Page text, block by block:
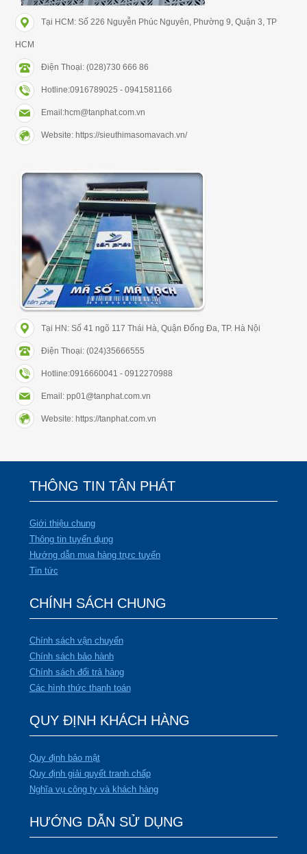
Tại HCM: Số 226 Nguyễn Phúc Nguyên, Phường 9, Quận 3, TP
HCM
Điện Thoại: (028)730 666 86
Hotline:0916789025 - 0941581166
Email:hcm@tanphat.com.vn
Website: https://sieuthimasomavach.vn/
Tại HN: Số 41 ngõ 117 Thái Hà, Quận Đống Đa, TP. Hà Nội
Điện Thoại: (024)35666555
Hotline:0916660041 - 0912270988
Email: pp01@tanphat.com.vn
Website: https://tanphat.com.vn
THÔNG TIN TÂN PHÁT
Giới thiệu chung
Thông tin tuyển dụng
Hướng dẫn mua hàng trực tuyến
Tin tức
CHÍNH SÁCH CHUNG
Chính sách vận chuyển
Chính sách bảo hành
Chính sách đổi trả hàng
Các hình thức thanh toán
QUY ĐỊNH KHÁCH HÀNG
Quy định bảo mật
Quy định giải quyết tranh chấp
Nghĩa vụ công ty và khách hàng
HƯỚNG DẪN SỬ DỤNG